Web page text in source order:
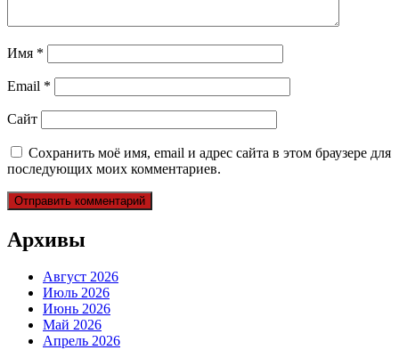
Имя *
Email *
Сайт
Сохранить моё имя, email и адрес сайта в этом браузере для
последующих моих комментариев.
Архивы
Август 2026
Июль 2026
Июнь 2026
Май 2026
Апрель 2026